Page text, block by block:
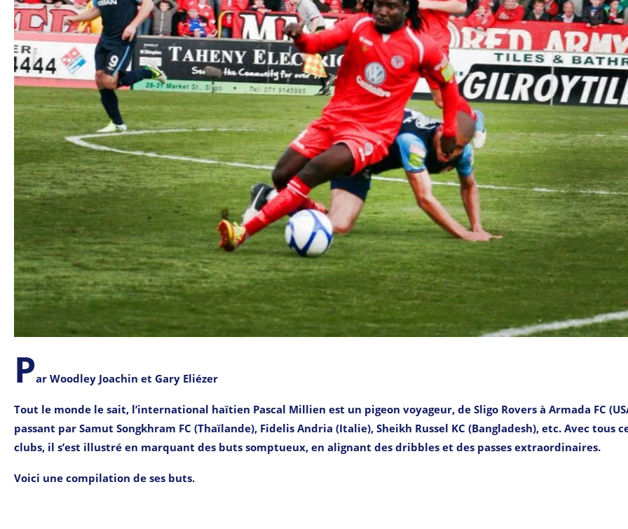
Par Woodley Joachin et Gary Eliézer
Tout le monde le sait, l’international haïtien Pascal Millien est un pigeon voyageur, de Sligo Rovers à Armada FC
passant par Samut Songkhram FC (Thaïlande), Fidelis Andria (Italie), Sheikh Russel KC (Bangladesh), etc. Avec tous
clubs, il s’est illustré en marquant des buts somptueux, en alignant des dribbles et des passes extraordinaires.
Voici une compilation de ses buts.